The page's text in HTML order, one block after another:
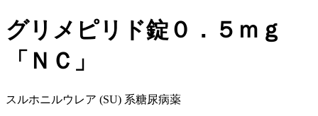
グリメピリド錠０．５ｍｇ
「ＮＣ」
スルホニルウレア (SU) 系糖尿病薬